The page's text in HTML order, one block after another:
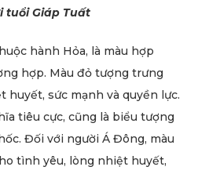
tuổi Giáp Tuất
hành Hỏa, là màu hợp
hợp. Màu đỏ tượng trưng
huyết, sức mạnh và quyền lực.
tiêu cực, cũng là biểu tượng
Đối với người Á Đông, màu
tình yêu, lòng nhiệt huyết,